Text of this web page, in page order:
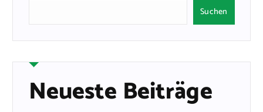
Suchen
Neueste Beiträge